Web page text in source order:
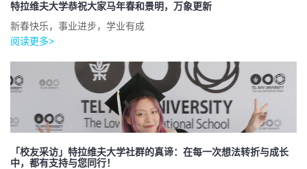
特拉维夫大学恭祝大家马年春和景明，万象更新
新春快乐，事业进步，学业有成
阅读更多>
「校友采访」特拉维夫大学社群的真谛：在每一次想法转折与成长
中，都有支持与您同行！